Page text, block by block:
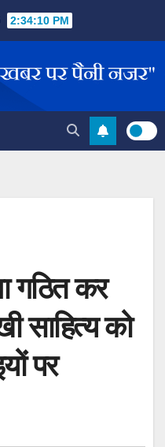
2:34:10 PM
गठित कर
को
पर